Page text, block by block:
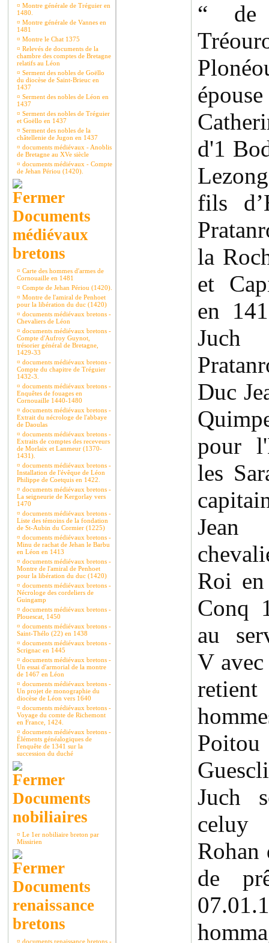
¤ Montre générale de Tréguier en
1480.
¤ Montre générale de Vannes en
1481
¤ Montre le Chat 1375
¤ Relevés de documents de la
chambre des comptes de Bretagne
relatifs au Léon
¤ Serment des nobles de Goëllo
du diocèse de Saint-Brieuc en
1437
¤ Serment des nobles de Léon en
1437
¤ Serment des nobles de Tréguier
et Goëllo en 1437
¤ Serment des nobles de la
châtellenie de Jugon en 1437
¤ documents médiévaux - Anoblis
de Bretagne au XVe siècle
¤ documents médiévaux - Compte
de Jehan Périou (1420).
Documents
médiévaux
bretons
¤ Carte des hommes d'armes de
Cornouaille en 1481
¤ Compte de Jehan Périou (1420).
¤ Montre de l'amiral de Penhoet
pour la libération du duc (1420)
¤ documents médiévaux bretons -
Chevaliers de Léon
¤ documents médiévaux bretons -
Compte d'Aufroy Guynot,
trésorier général de Bretagne,
1429-33
¤ documents médiévaux bretons -
Compte du chapitre de Tréguier
1432-3.
¤ documents médiévaux bretons -
Enquêtes de fouages en
Cornouaille 1440-1480
¤ documents médiévaux bretons -
Extrait du nécrologe de l'abbaye
de Daoulas
¤ documents médiévaux bretons -
Extraits de comptes des receveurs
de Morlaix et Lanmeur (1370-
1431).
¤ documents médiévaux bretons -
Installation de l'évêque de Léon
Philippe de Coetquis en 1422.
¤ documents médiévaux bretons -
La seigneurie de Kergorlay vers
1470
¤ documents médiévaux bretons -
Liste des témoins de la fondation
de St-Aubin du Cormier (1225)
¤ documents médiévaux bretons -
Minu de rachat de Jehan le Barbu
en Léon en 1413
¤ documents médiévaux bretons -
Montre de l'amiral de Penhoet
pour la libération du duc (1420)
¤ documents médiévaux bretons -
Nécrologe des cordeliers de
Guingamp
¤ documents médiévaux bretons -
Plouescat, 1450
¤ documents médiévaux bretons -
Saint-Thélo (22) en 1438
¤ documents médiévaux bretons -
Scrignac en 1445
¤ documents médiévaux bretons -
Un essai d'armorial de la montre
de 1467 en Léon
¤ documents médiévaux bretons -
Un projet de monographie du
diocèse de Léon vers 1640
¤ documents médiévaux bretons -
Voyage du comte de Richemont
en France, 1424.
¤ documents médiévaux bretons -
Éléments généalogiques de
l'enquête de 1341 sur la
succession du duché
Documents
nobiliaires
¤ Le 1er nobiliaire breton par
Missirien
Documents
renaissance
bretons
¤ documents renaissance bretons -
“ de
d'1
fils
la
et
en
Duc
pour
les
Roi
Conq
au
V
retient
Juch
Rohan
de